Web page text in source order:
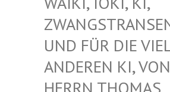
GSTRANSENKI,
FÜR DIE VIELEN
REN KI, VON HERR
N THOMAS MICH